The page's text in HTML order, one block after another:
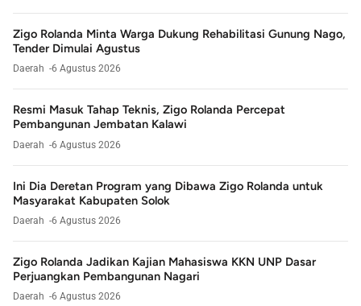
Zigo Rolanda Minta Warga Dukung Rehabilitasi Gunung Nago,
Tender Dimulai Agustus
Daerah 6 Agustus 2026
Resmi Masuk Tahap Teknis, Zigo Rolanda Percepat
Pembangunan Jembatan Kalawi
Daerah 6 Agustus 2026
Ini Dia Deretan Program yang Dibawa Zigo Rolanda untuk
Masyarakat Kabupaten Solok
Daerah 6 Agustus 2026
Zigo Rolanda Jadikan Kajian Mahasiswa KKN UNP Dasar
Perjuangkan Pembangunan Nagari
Daerah 6 Agustus 2026